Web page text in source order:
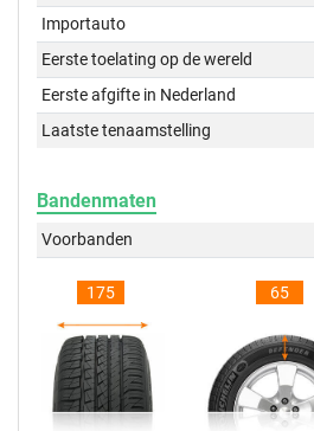
Importauto
Eerste toelating op de wereld
Eerste afgifte in Nederland
Laatste tenaamstelling
Bandenmaten
Voorbanden
175 65